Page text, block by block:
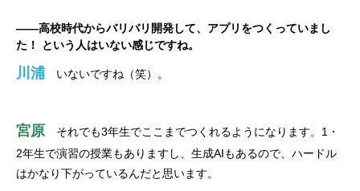
——高校時代からバリバリ開発して、アプリをつくっていまし
た！ という人はいない感じですね。
川浦 いないですね（笑）。
宮原 それでも3年生でここまでつくれるようになります。1・
2年生で演習の授業もありますし、生成AIもあるので、ハードル
はかなり下がっているんだと思います。